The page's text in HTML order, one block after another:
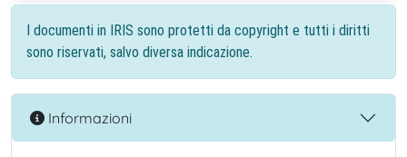
I documenti in IRIS sono protetti da copyright e tutti i diritti
sono riservati, salvo diversa indicazione.
Informazioni